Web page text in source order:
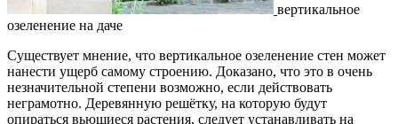
вертикальное
озеленение на даче
Существует мнение, что вертикальное озеленение стен может
нанести ущерб самому строению. Доказано, что это в очень
незначительной степени возможно, если действовать
неграмотно. Деревянную решётку, на которую будут
опираться вьющиеся растения, следует устанавливать на